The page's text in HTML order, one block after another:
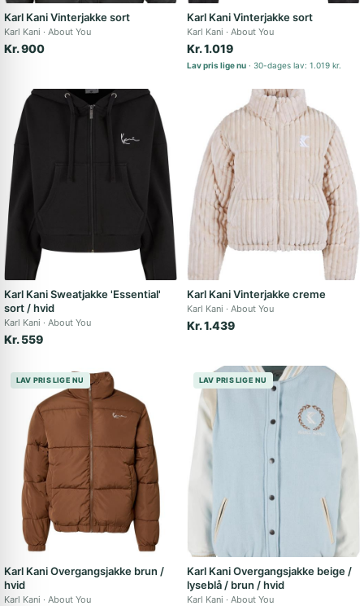
Karl Kani Vinterjakke sort
Karl Kani About You
Kr. 900
Karl Kani Vinterjakke sort
Karl Kani About You
Kr. 1.019
Lav pris lige nu 30-dages lav: 1.019 kr.
Karl Kani Sweatjakke 'Essential'
sort / hvid
Karl Kani About You
Kr. 559
Karl Kani Vinterjakke creme
Karl Kani About You
Kr. 1.439
LAV PRIS LIGE NU
Karl Kani Overgangsjakke brun /
hvid
Karl Kani About You
LAV PRIS LIGE NU
Karl Kani Overgangsjakke beige /
lyseblå / brun / hvid
Karl Kani About You